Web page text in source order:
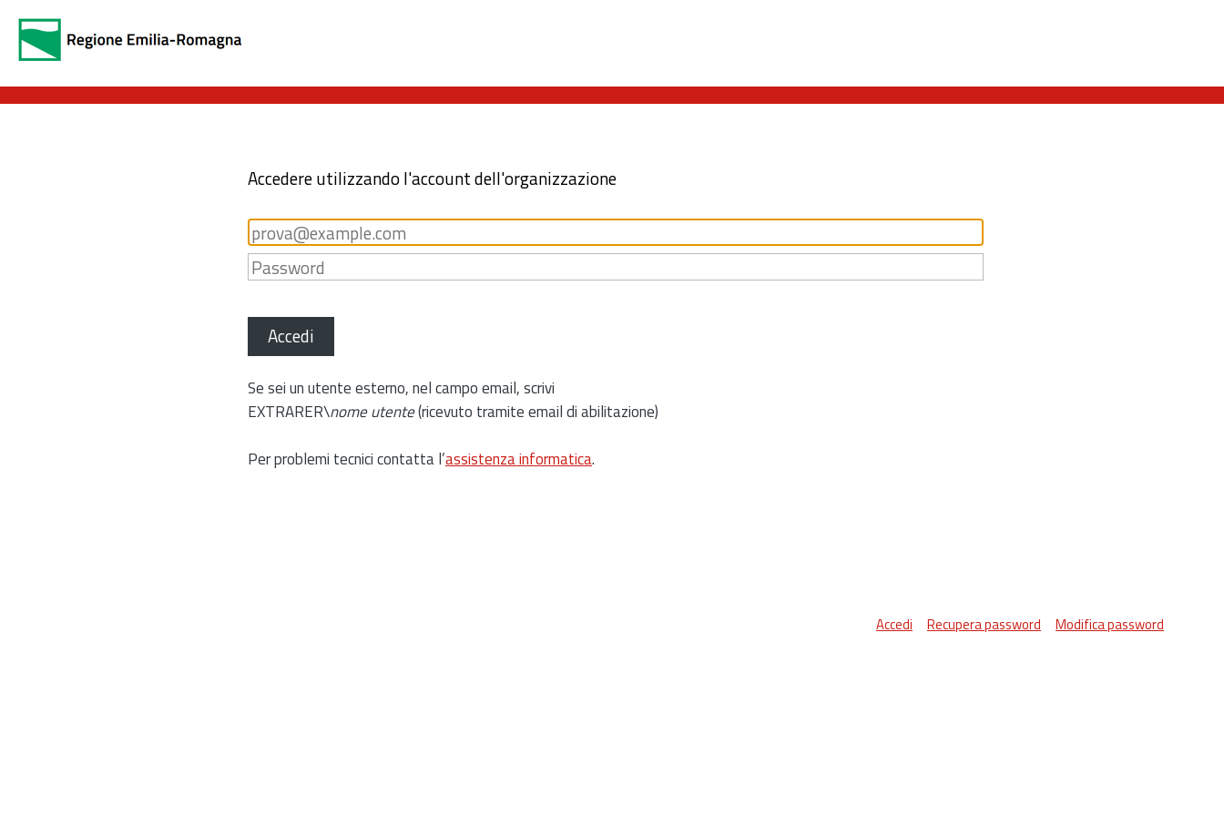
Accedere utilizzando l'account dell'organizzazione
Accedi
Se sei un utente esterno, nel campo email, scrivi
EXTRARER\nome utente(ricevuto tramite email di abilitazione)
Per problemi tecnici contatta l’assistenza informatica.
Accedi Recupera password Modifica password